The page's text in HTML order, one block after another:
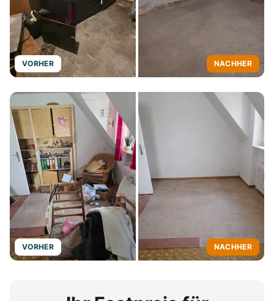
VORHER NACHHER
VORHER NACHHER